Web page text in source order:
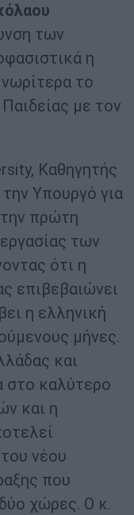
των
η
το
με τον
Kαθηγητής
Υπουργό για
πρώτη
των
ότι η
επιβεβαιώνει
η ελληνική
μήνες.
και
στο καλύτερο
και η
νέου
που
χώρες. Ο κ.